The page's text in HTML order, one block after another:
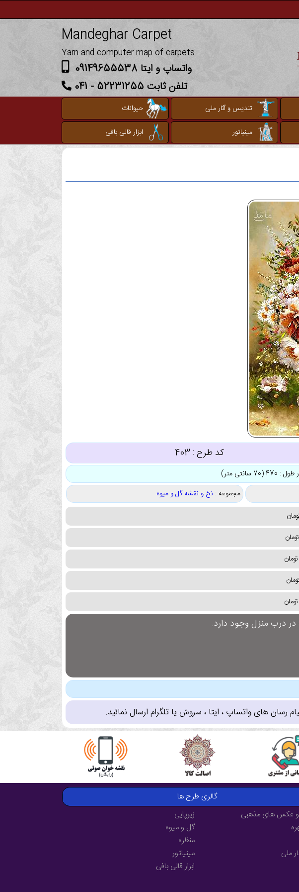
Mandeghar Carpet
Yarn and computer map of carpets
واتساپ و ایتا 09149655538
تلفن ثابت 52231255 - 041
تندیس و آثار ملی
حیوانات
مینیاتور ابزار قالی بافی
کد طرح : 403
سانتی متر)
مجموعه : نخ و نقشه گل و میوه
تومان
تومان
تومان
تومان
درب منزل وجود دارد.
رسان های واتساپ ، ایتا ، سروش یا تلگرام ارسال نمائید.
گالری طرح ها
و عکس های مذهبی
ملی
زیرپایی
گل و میوه
منظره
مینیاتور
ابزار قالی بافی